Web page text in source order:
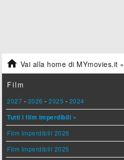
 Vai alla home di MYmovies.it »
Film
2027 - 2026 -2025 - 2024
Tutti i film imperdibili »
Film imperdibili 2026
Film imperdibili 2025